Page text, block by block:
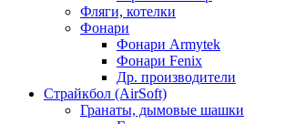
Фляги, котелки
Фонари
Фонари Armytek
Фонари Fenix
Др. производители
Страйкбол (AirSoft)
Гранаты, дымовые шашки